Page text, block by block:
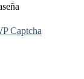
Captcha